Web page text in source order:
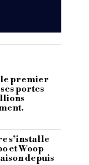
le premier
portes
s’installe
et Woop
depuis